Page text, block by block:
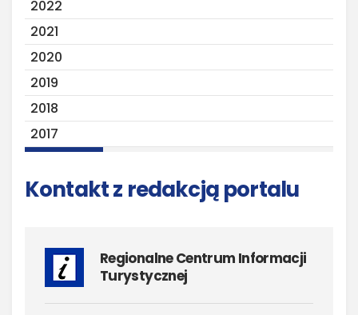
2022
2021
2020
2019
2018
2017
Kontakt z redakcją portalu
Regionalne Centrum Informacji
Turystycznej